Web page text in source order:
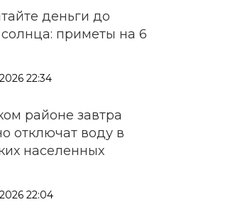
деньги до
солнца: приметы на 6
22:34
районе завтра
отключат воду в
населенных
22:04